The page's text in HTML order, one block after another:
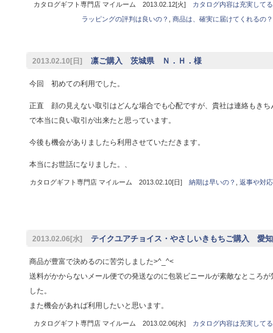
カタログギフト専門店 マイルーム 2013.02.12[火]
カタログ内容は充実して
ラッピングの評判は良いの？ , 商品は、確実に届けてくれるの？
2013.02.10[日] 凛ご購入 茨城県 Ｎ．Ｈ．様
今回 初めての利用でした。
正直 顔の見えない取引はどんな場合でも心配ですが、貴社は連絡もきち
で本当に良い取引が出来たと思っています。
今後も機会がありましたら利用させていただきます。
本当にお世話になりました。、
カタログギフト専門店 マイルーム 2013.02.10[日] 納期は早いの？ 返事や対
2013.02.06[水] テイクユアチョイス・やさしいきもちご購入 愛
商品が豊富で決めるのに苦労しました>^_^<
送料がかからないメール便での発送なのに包装ビニールが素敵なところ
した。
また機会があれば利用したいと思います。
カタログギフト専門店 マイルーム 2013.02.06[水]
カタログ内容は充実して